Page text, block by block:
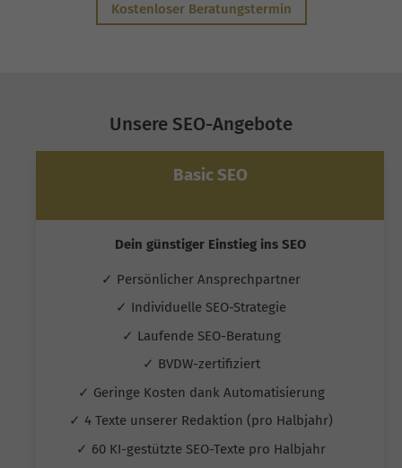
Kostenloser Beratungstermin
Unsere SEO-Angebote
Basic SEO
Dein günstiger Einstieg ins SEO
✓ Persönlicher Ansprechpartner
✓ Individuelle SEO-Strategie
✓ Laufende SEO-Beratung
✓ BVDW-zertifiziert
✓ Geringe Kosten dank Automatisierung
✓ 4 Texte unserer Redaktion (pro Halbjahr)
✓ 60 KI-gestützte SEO-Texte pro Halbjahr